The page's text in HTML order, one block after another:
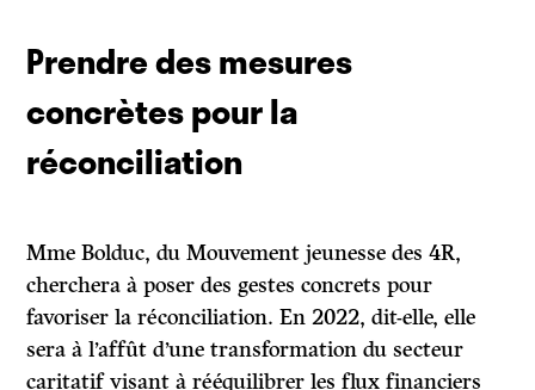
Prendre des mesures
concrètes pour la
réconciliation
Mme Bolduc, du Mouvement jeunesse des 4R,
cherchera à poser des gestes concrets pour
favoriser la réconciliation. En 2022, dit-elle, elle
sera à l’affût d’une transformation du secteur
caritatif visant à rééquilibrer les flux financiers